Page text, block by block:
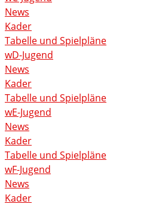
News
Kader
Tabelle und Spielpläne
wD-Jugend
News
Kader
Tabelle und Spielpläne
wE-Jugend
News
Kader
Tabelle und Spielpläne
wF-Jugend
News
Kader